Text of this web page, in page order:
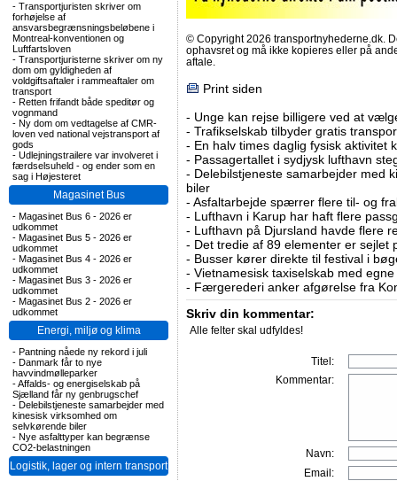
- Transportjuristen skriver om
forhøjelse af
ansvarsbegrænsningsbeløbene i
Montreal-konventionen og
Luftfartsloven
- Transportjuristerne skriver om ny
dom om gyldigheden af
voldgiftsaftaler i rammeaftaler om
transport
- Retten frifandt både speditør og
vognmand
- Ny dom om vedtagelse af CMR-
loven ved national vejstransport af
gods
- Udlejningstrailere var involveret i
færdselsuheld - og ender som en
sag i Højesteret
Magasinet Bus
- Magasinet Bus 6 - 2026 er
udkommet
- Magasinet Bus 5 - 2026 er
udkommet
- Magasinet Bus 4 - 2026 er
udkommet
- Magasinet Bus 3 - 2026 er
udkommet
- Magasinet Bus 2 - 2026 er
udkommet
Energi, miljø og klima
- Pantning nåede ny rekord i juli
- Danmark får to nye
havvindmølleparker
-Affalds- og energiselskab på
Sjælland får ny genbrugschef
- Delebilstjeneste samarbejder med
kinesisk virksomhed om
selvkørende biler
- Nye asfalttyper kan begrænse
CO2-belastningen
Logistik, lager og intern transport
© Copyright 2026 transportnyhederne.dk.
ophavsret og må ikke kopieres eller på
aftale.
Print siden
- Unge kan rejse billigere ved at
- Trafikselskab tilbyder gratis
- En halv times daglig fysisk aktivitet
- Passagertallet i sydjysk lufthavn
- Delebilstjeneste samarbejder med
biler
- Asfaltarbejde spærrer flere til- og
- Lufthavn i Karup har haft flere
- Lufthavn på Djursland havde flere
- Det tredie af 89 elementer er sejlet
- Busser kører direkte til festival i
- Vietnamesisk taxiselskab med
- Færgerederi anker afgørelse fra
Skriv din kommentar:
Alle felter skal udfyldes!
Titel:
Kommentar:
Navn:
Email: